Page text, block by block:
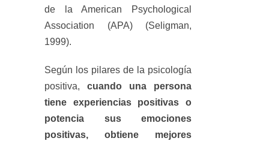
de la American Psychological
Association (APA) (Seligman,
1999).
Según los pilares de la psicología
positiva, cuando una persona
tiene experiencias positivas o
potencia sus emociones
positivas, obtiene mejores